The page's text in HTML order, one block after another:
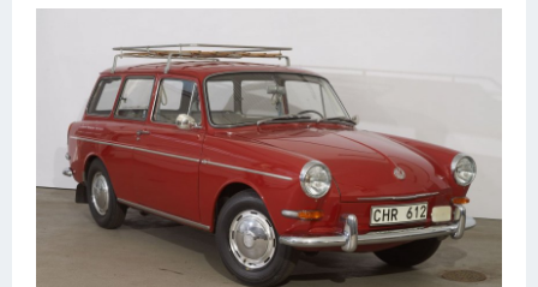
Кавасаки
Инфинити
Фиат
Ситроен
Субару